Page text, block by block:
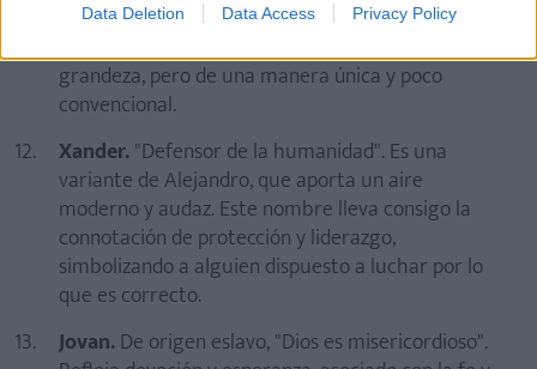
Data Deletion Data Access Privacy Policy
el reconocimiento. Es ideal para aquellos padres
que desean un nombre que evoque fama y
grandeza, pero de una manera única y poco
convencional.
Xander."Defensor de la humanidad". Es una
variante de Alejandro, que aporta un aire
moderno y audaz. Este nombre lleva consigo la
connotación de protección y liderazgo,
simbolizando a alguien dispuesto a luchar por lo
que es correcto.
Jovan.De origen eslavo, "Dios es misericordioso".